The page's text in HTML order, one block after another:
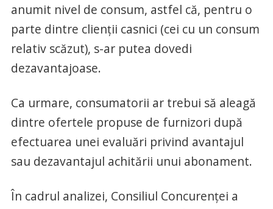
anumit nivel de consum, astfel că, pentru o
parte dintre clienţii casnici (cei cu un consum
relativ scăzut), s-ar putea dovedi
dezavantajoase.
Ca urmare, consumatorii ar trebui să aleagă
dintre ofertele propuse de furnizori după
efectuarea unei evaluări privind avantajul
sau dezavantajul achitării unui abonament.
În cadrul analizei, Consiliul Concurenţei a